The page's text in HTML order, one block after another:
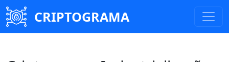
CRIPTOGRAMA